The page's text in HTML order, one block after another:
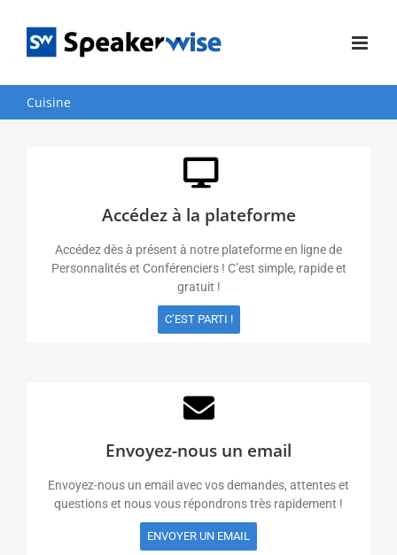
contenu
Cuisine
Accédez à la plateforme
Accédez dès à présent à notre plateforme en ligne de
Personnalités et Conférenciers ! C’est simple, rapide et
gratuit !
C’EST PARTI !
Envoyez-nous un email
Envoyez-nous un email avec vos demandes, attentes et
questions et nous vous répondrons très rapidement !
ENVOYER UN EMAIL